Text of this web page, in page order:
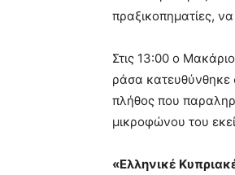
πραξικοπηματίες,
Στις 13:00 ο
ράσα κατευθύνθηκε
πλήθος που
μικροφώνου του
«Ελληνικέ